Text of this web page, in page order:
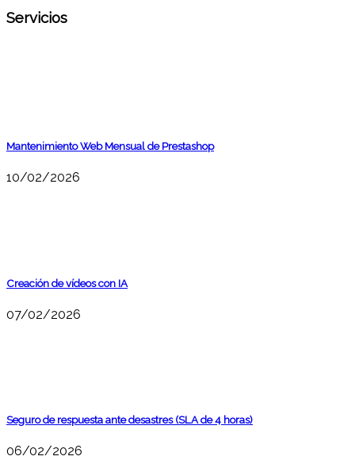
Servicios
Mantenimiento Web Mensual de Prestashop
10/02/2026
Creación de vídeos con IA
07/02/2026
Seguro de respuesta ante desastres (SLA de 4 horas)
06/02/2026